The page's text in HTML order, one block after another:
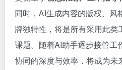
同时，AI生成内容的版权、风
牌独特性，将是所有采用此
课题。随着AI助手逐步接管工
协同的深度与效率，将成为未